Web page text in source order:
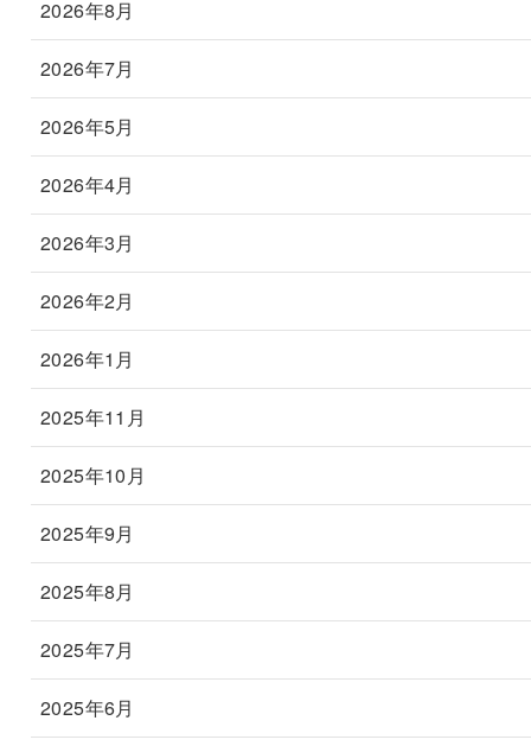
2026年8月
2026年7月
2026年5月
2026年4月
2026年3月
2026年2月
2026年1月
2025年11月
2025年10月
2025年9月
2025年8月
2025年7月
2025年6月